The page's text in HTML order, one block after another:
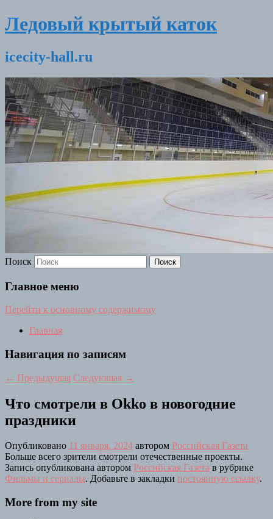
Ледовый крытый каток
icecity-hall.ru
Поиск
Главное меню
Перейти к основному содержимому
Главная
Навигация по записям
← Предыдущая Следующая →
Что смотрели в Okko в новогодние
праздники
Опубликовано 11 января, 2024 автором Российская Газета
Больше всего зрители смотрели отечественные проекты.
Запись опубликована автором Российская Газета в рубрике
Фильмы и сериалы. Добавьте в закладки постоянную ссылку.
More from my site